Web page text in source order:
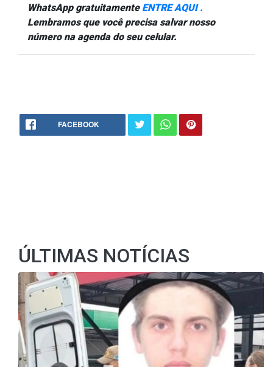
WhatsApp gratuitamente ENTRE AQUI .
Lembramos que você precisa salvar nosso
número na agenda do seu celular.
FACEBOOK
ÚLTIMAS NOTÍCIAS